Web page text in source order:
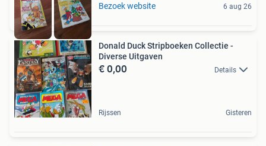
Bezoek website 6 aug 26
Donald Duck Stripboeken Collectie -
Diverse Uitgaven
€ 0,00 Details
Rijssen Gisteren